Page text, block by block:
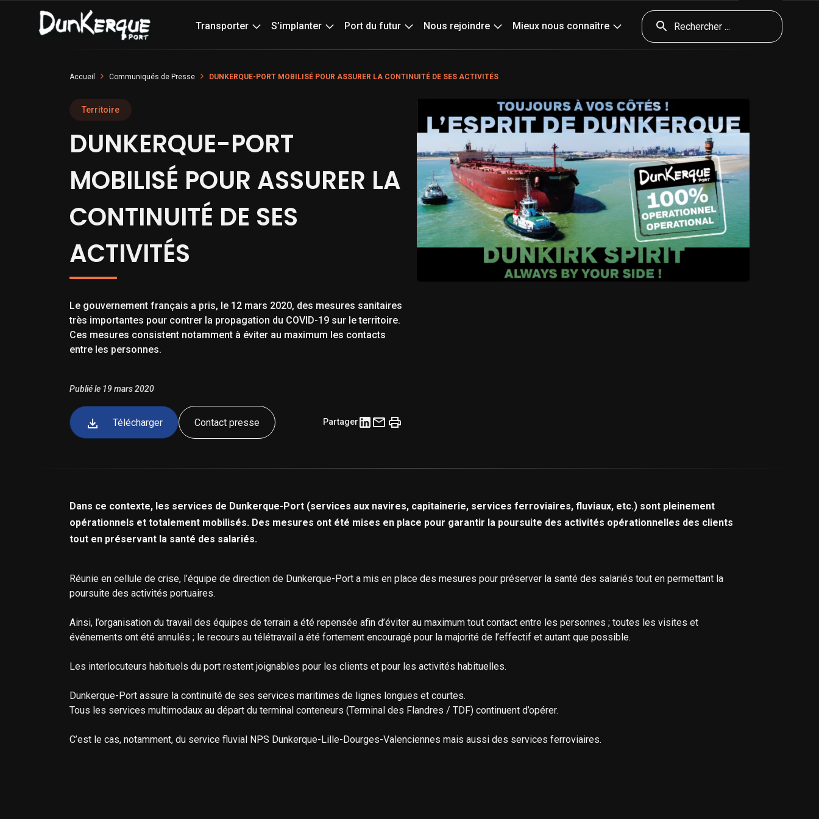
Transporter S’implanter Port du futur Nous rejoindre Mieux nous connaître
Accueil Communiqués de Presse DUNKERQUE-PORT MOBILISÉ POUR ASSURER LA CONTINUITÉ DE SES ACTIVITÉS
Territoire
DUNKERQUE-PORT
MOBILISÉ POUR ASSURER LA
CONTINUITÉ DE SES
ACTIVITÉS
Le gouvernement français a pris, le 12 mars 2020, des mesures sanitaires
très importantes pour contrer la propagation du COVID-19 sur le territoire.
Ces mesures consistent notamment à éviter au maximum les contacts
entre les personnes.
Publié le 19 mars 2020
Télécharger Contact presse Partager
Dans ce contexte, les services de Dunkerque-Port (services aux navires, capitainerie, services ferroviaires, fluviaux, etc.) sont pleinement
opérationnels et totalement mobilisés. Des mesures ont été mises en place pour garantir la poursuite des activités opérationnelles des clients
tout en préservant la santé des salariés.
Réunie en cellule de crise, l’équipe de direction de Dunkerque-Port a mis en place des mesures pour préserver la santé des salariés tout en permettant la
poursuite des activités portuaires.
Ainsi, l’organisation du travail des équipes de terrain a été repensée afin d’éviter au maximum tout contact entre les personnes ; toutes les visites et
événements ont été annulés ; le recours au télétravail a été fortement encouragé pour la majorité de l’effectif et autant que possible.
Les interlocuteurs habituels du port restent joignables pour les clients et pour les activités habituelles.
Dunkerque-Port assure la continuité de ses services maritimes de lignes longues et courtes.
Tous les services multimodaux au départ du terminal conteneurs (Terminal des Flandres / TDF) continuent d’opérer.
C’est le cas, notamment, du service fluvial NPS Dunkerque-Lille-Dourges-Valenciennes mais aussi des services ferroviaires.